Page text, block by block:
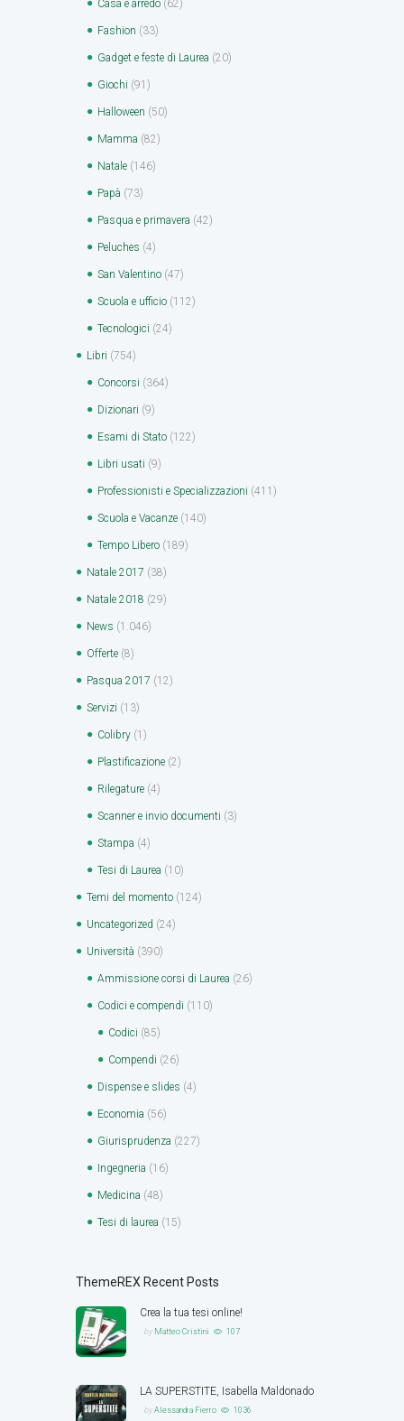
Casa e arredo (62)
Fashion (33)
Gadget e feste di Laurea (20)
Giochi (91)
Halloween (50)
Mamma (82)
Natale (146)
Papà (73)
Pasqua e primavera (42)
Peluches (4)
San Valentino (47)
Scuola e ufficio (112)
Tecnologici (24)
Libri (754)
Concorsi (364)
Dizionari (9)
Esami di Stato (122)
Libri usati (9)
Professionisti e Specializzazioni (411)
Scuola e Vacanze (140)
Tempo Libero (189)
Natale 2017 (38)
Natale 2018 (29)
News (1.046)
Offerte (8)
Pasqua 2017 (12)
Servizi (13)
Colibry (1)
Plastificazione (2)
Rilegature (4)
Scanner e invio documenti (3)
Stampa (4)
Tesi di Laurea (10)
Temi del momento (124)
Uncategorized (24)
Università (390)
Ammissione corsi di Laurea (26)
Codici e compendi (110)
Codici (85)
Compendi (26)
Dispense e slides (4)
Economia (56)
Giurisprudenza (227)
Ingegneria (16)
Medicina (48)
Tesi di laurea (15)
ThemeREX Recent Posts
Crea la tua tesi online!
by Matteo Cristini 107
LA SUPERSTITE, Isabella Maldonado
byAlessandra Fierro 1036